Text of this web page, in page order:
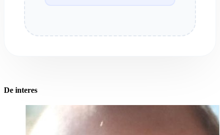
De interes